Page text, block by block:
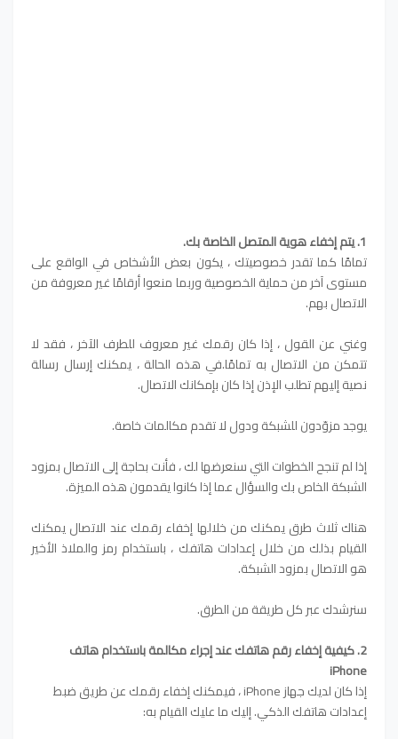
1. يتم إخفاء هوية المتصل الخاصة بك.
تمامًا كما تقدر خصوصيتك ، يكون بعض الأشخاص في الواقع على
مستوى آخر من حماية الخصوصية وربما منعوا أرقامًا غير معروفة من
الاتصال بهم.
وغني عن القول ، إذا كان رقمك غير معروف للطرف الآخر ، فقد لا
تتمكن من الاتصال به تمامًا.في هذه الحالة ، يمكنك إرسال رسالة
نصية إليهم تطلب الإذن إذا كان بإمكانك الاتصال.
يوجد مزوّدون للشبكة ودول لا تقدم مكالمات خاصة.
إذا لم تنجح الخطوات التي سنعرضها لك ، فأنت بحاجة إلى الاتصال بمزود
الشبكة الخاص بك والسؤال عما إذا كانوا يقدمون هذه الميزة.
هناك ثلاث طرق يمكنك من خلالها إخفاء رقمك عند الاتصال يمكنك
القيام بذلك من خلال إعدادات هاتفك ، باستخدام رمز والملاذ الأخير
هو الاتصال بمزود الشبكة.
سنرشدك عبر كل طريقة من الطرق.
2. كيفية إخفاء رقم هاتفك عند إجراء مكالمة باستخدام هاتف
iPhone
إذا كان لديك جهاز iPhone ، فيمكنك إخفاء رقمك عن طريق ضبط
إعدادات هاتفك الذكي. إليك ما عليك القيام به: